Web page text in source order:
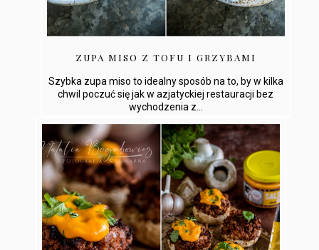
ZUPA MISO Z TOFU I GRZYBAMI
Szybka zupa miso to idealny sposób na to, by w kilka
chwil poczuć się jak w azjatyckiej restauracji bez
wychodzenia z...